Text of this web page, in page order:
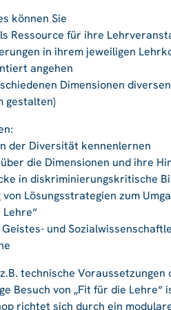
können Sie
Ressource für ihre
in ihrem jeweiligen
angehen
Dimensionen
gestalten)
der Diversität kennenlernen
die Dimensionen und ihre
in diskriminierungskritische
Lösungsstrategien zum
und
technische
Besuch von „Fit für die
richtet sich durch ein